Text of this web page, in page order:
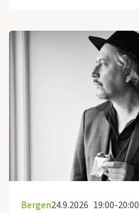
Bergen24.9.2026 19:00-20:00